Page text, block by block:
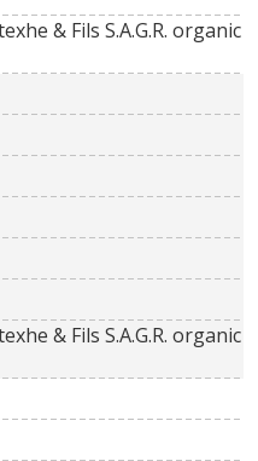
& Fils S.A.G.R. organic
& Fils S.A.G.R. organic